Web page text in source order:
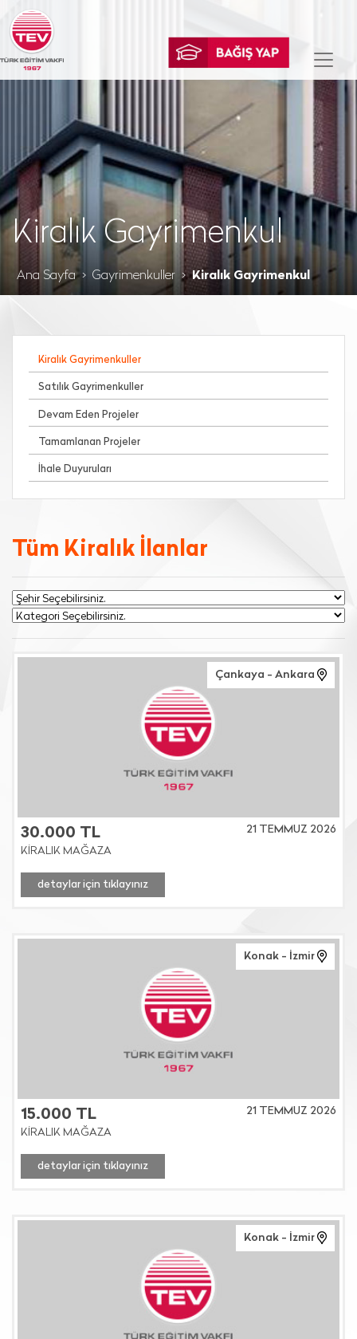
Kiralık Gayrimenkul
Ana Sayfa Gayrimenkuller Kiralık Gayrimenkul
Tüm Kiralık İlanlar
Çankaya - Ankara
30.000 TL
21 TEMMUZ 2026
KİRALIK MAĞAZA
detaylar için tıklayınız
Konak - İzmir
15.000 TL
21 TEMMUZ 2026
KİRALIK MAĞAZA
detaylar için tıklayınız
Konak - İzmir
Kiralık Gayrimenkuller
Satılık Gayrimenkuller
Devam Eden Projeler
Tamamlanan Projeler
İhale Duyuruları